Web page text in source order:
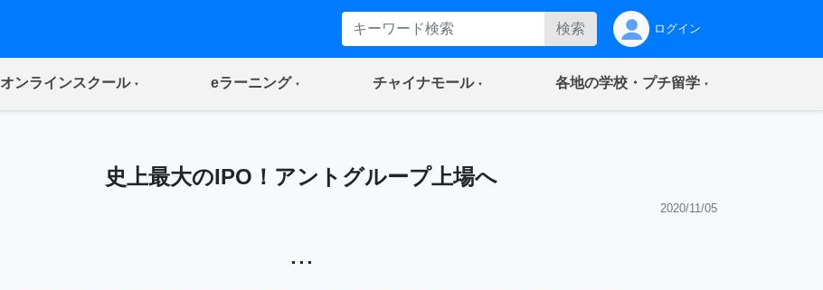
検索 ログイン
オンラインスクール(current) eラーニング(current) チャイナモール(current) 各地の学校・プチ留学(current)
史上最大のIPO！アントグループ上場へ
2020/11/05
...